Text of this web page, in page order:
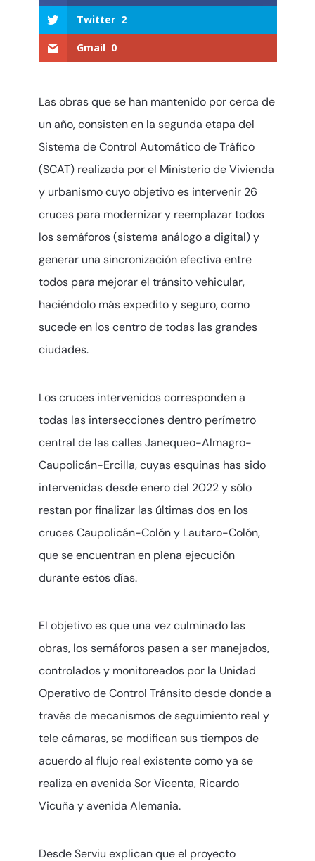
Twitter 2
Gmail 0
Las obras que se han mantenido por cerca de
un año, consisten en la segunda etapa del
Sistema de Control Automático de Tráfico
(SCAT) realizada por el Ministerio de Vivienda
y urbanismo cuyo objetivo es intervenir 26
cruces para modernizar y reemplazar todos
los semáforos (sistema análogo a digital) y
generar una sincronización efectiva entre
todos para mejorar el tránsito vehicular,
haciéndolo más expedito y seguro, como
sucede en los centro de todas las grandes
ciudades.
Los cruces intervenidos corresponden a
todas las intersecciones dentro perímetro
central de las calles Janequeo-Almagro-
Caupolicán-Ercilla, cuyas esquinas has sido
intervenidas desde enero del 2022 y sólo
restan por finalizar las últimas dos en los
cruces Caupolicán-Colón y Lautaro-Colón,
que se encuentran en plena ejecución
durante estos días.
El objetivo es que una vez culminado las
obras, los semáforos pasen a ser manejados,
controlados y monitoreados por la Unidad
Operativo de Control Tránsito desde donde a
través de mecanismos de seguimiento real y
tele cámaras, se modifican sus tiempos de
acuerdo al flujo real existente como ya se
realiza en avenida Sor Vicenta, Ricardo
Vicuña y avenida Alemania.
Desde Serviu explican que el proyecto